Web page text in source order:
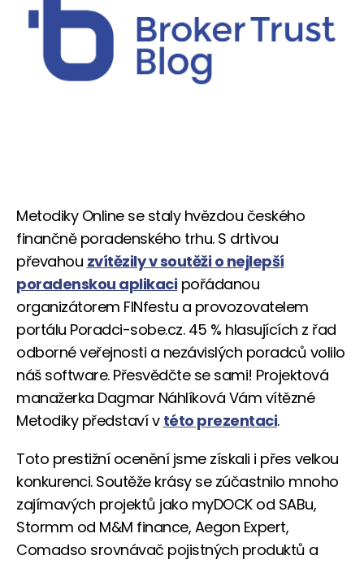
Metodiky Online se staly hvězdou českého
finančně poradenského trhu. S drtivou
převahou zvítězily v soutěži o nejlepší
poradenskou aplikacipořádanou
organizátorem FINfestu a provozovatelem
portálu Poradci-sobe.cz. 45 % hlasujících z řad
odborné veřejnosti a nezávislých poradců volilo
náš software. Přesvědčte se sami! Projektová
manažerka Dagmar Náhlíková Vám vítězné
Metodiky představí v této prezentaci.
Toto prestižní ocenění jsme získali i přes velkou
konkurenci. Soutěže krásy se zúčastnilo mnoho
zajímavých projektů jako myDOCK od SABu,
Stormm od M&M finance, Aegon Expert,
Comadso srovnávač pojistných produktů a